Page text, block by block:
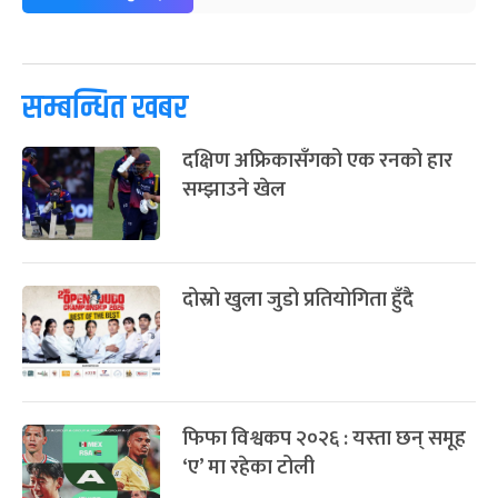
७ पूर्णिमा व्रत ७ महिना बाँकी
८
सोम चैत्र ८, २०८३-Mar 22, 2027
सम्बन्धित खबर
दक्षिण अफ्रिकासँगको एक रनको हार
सम्झाउने खेल
दोस्रो खुला जुडो प्रतियोगिता हुँदै
फिफा विश्वकप २०२६ : यस्ता छन् समूह
‘ए’ मा रहेका टोली